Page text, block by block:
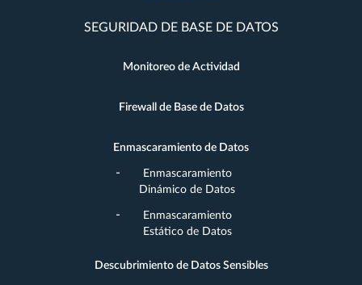
SEGURIDAD DE BASE DE DATOS
Monitoreo de Actividad
Firewall de Base de Datos
Enmascaramiento de Datos
Enmascaramiento
Dinámico de Datos
Enmascaramiento
Estático de Datos
Descubrimiento de Datos Sensibles